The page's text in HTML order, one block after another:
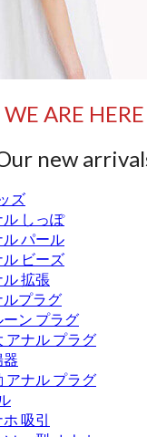
WE ARE HERE
new
ズ
ル しっぽ
ル パール
ル ビーズ
ル 拡張
ルプラグ
ーン プラグ
アナル プラグ
器
アナル プラグ
吸引